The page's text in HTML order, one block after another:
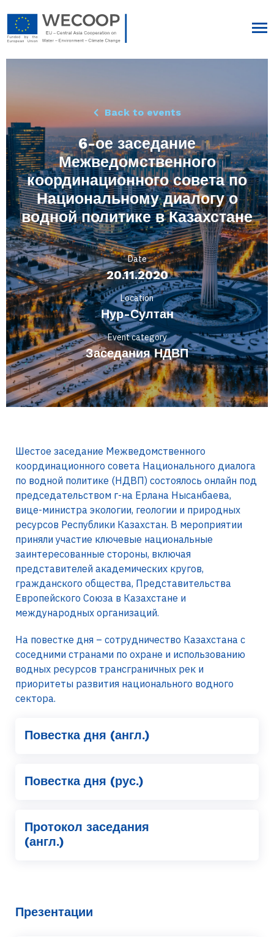
Back to events
6-ое заседание
Межведомственного
координационного совета по
Национальному диалогу о
водной политике в Казахстане
Date
20.11.2020
Location
Нур-Султан
Event category
Заседания НДВП
Шестое заседание Межведомственного
координационного совета Национального диалога
по водной политике (НДВП) состоялось онлайн под
председательством г-на Ерлана Нысанбаева,
вице-министра экологии, геологии и природных
ресурсов Республики Казахстан. В мероприятии
приняли участие ключевые национальные
заинтересованные стороны, включая
представителей академических кругов,
гражданского общества, Представительства
Европейского Союза в Казахстане и
международных организаций.
На повестке дня – сотрудничество Казахстана с
соседними странами по охране и использованию
водных ресурсов трансграничных рек и
приоритеты развития национального водного
сектора.
Повестка дня (англ.)
Повестка дня (рус.)
Протокол заседания
(англ.)
Презентации